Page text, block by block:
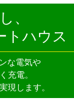
、
トハウス
な電気や
充電。
現します。